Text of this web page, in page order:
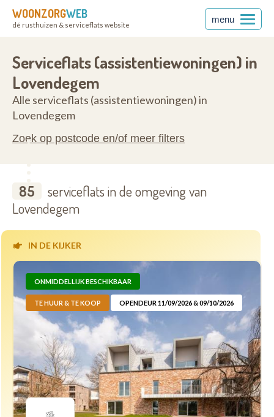
WOONZORGWEB
dé rusthuizen & serviceflats website
menu
Serviceflats (assistentiewoningen) in
Lovendegem
Alle serviceflats (assistentiewoningen) in
Lovendegem
Zoek op postcode en/of meer filters
85
serviceflats in de omgeving van
Lovendegem
IN DE KIJKER
ONMIDDELLIJK BESCHIKBAAR
TE HUUR & TE KOOP OPENDEUR 11/09/2026 & 09/10/2026